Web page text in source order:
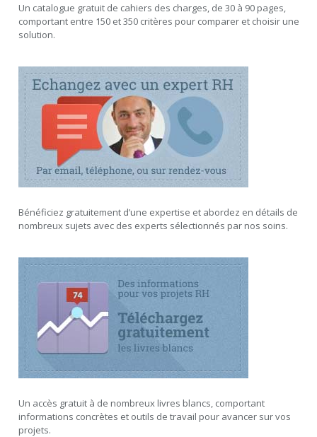
Un catalogue gratuit de cahiers des charges, de 30 à 90 pages,
comportant entre 150 et 350 critères pour comparer et choisir une
solution.
Bénéficiez gratuitement d’une expertise et abordez en détails de
nombreux sujets avec des experts sélectionnés par nos soins.
Un accès gratuit à de nombreux livres blancs, comportant
informations concrètes et outils de travail pour avancer sur vos
projets.